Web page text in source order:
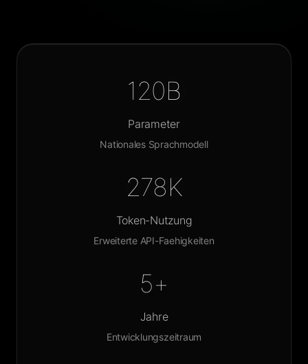
120B
Parameter
Nationales Sprachmodell
278K
Token-Nutzung
Erweiterte API-Faehigkeiten
5+
Jahre
Entwicklungszeitraum